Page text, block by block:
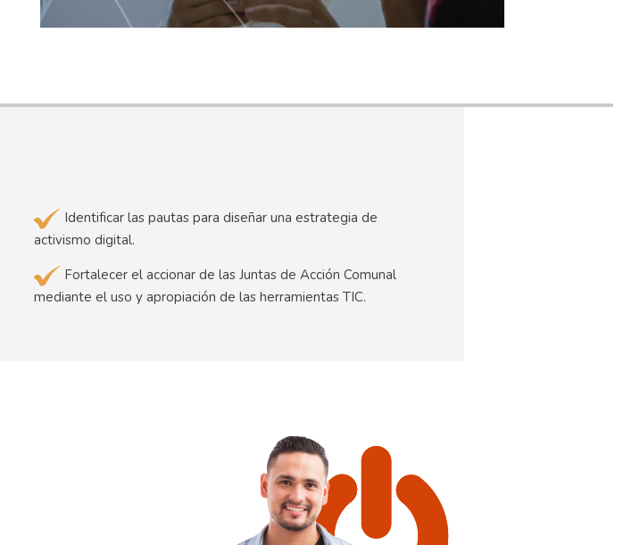
Identificar las pautas para diseñar una estrategia de
activismo digital.
Fortalecer el accionar de las Juntas de Acción Comunal
mediante el uso y apropiación de las herramientas TIC.